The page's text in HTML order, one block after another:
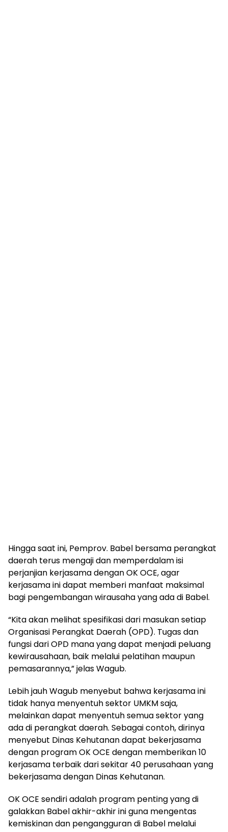
Hingga saat ini, Pemprov. Babel bersama perangkat
daerah terus mengaji dan memperdalam isi
perjanjian kerjasama dengan OK OCE, agar
kerjasama ini dapat memberi manfaat maksimal
bagi pengembangan wirausaha yang ada di Babel.
“Kita akan melihat spesifikasi dari masukan setiap
Organisasi Perangkat Daerah (OPD). Tugas dan
fungsi dari OPD mana yang dapat menjadi peluang
kewirausahaan, baik melalui pelatihan maupun
pemasarannya,” jelas Wagub.
Lebih jauh Wagub menyebut bahwa kerjasama ini
tidak hanya menyentuh sektor UMKM saja,
melainkan dapat menyentuh semua sektor yang
ada di perangkat daerah. Sebagai contoh, dirinya
menyebut Dinas Kehutanan dapat bekerjasama
dengan program OK OCE dengan memberikan 10
kerjasama terbaik dari sekitar 40 perusahaan yang
bekerjasama dengan Dinas Kehutanan.
OK OCE sendiri adalah program penting yang di
galakkan Babel akhir-akhir ini guna mengentas
kemiskinan dan pengangguran di Babel melalui